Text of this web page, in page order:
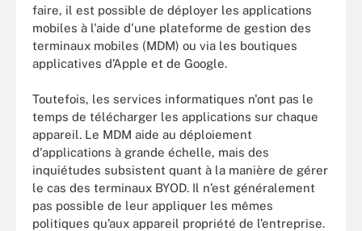
faire, il est possible de déployer les applications
mobiles à l'aide d'une plateforme de gestion des
terminaux mobiles (MDM) ou via les boutiques
applicatives d’Apple et de Google.
Toutefois, les services informatiques n'ont pas le
temps de télécharger les applications sur chaque
appareil. Le MDM aide au déploiement
d'applications à grande échelle, mais des
inquiétudes subsistent quant à la manière de gérer
le cas des terminaux BYOD. Il n’est généralement
pas possible de leur appliquer les mêmes
politiques qu’aux appareil propriété de l’entreprise.